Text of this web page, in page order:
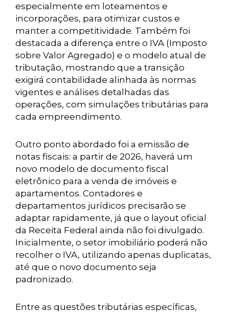
especialmente em loteamentos e
incorporações, para otimizar custos e
manter a competitividade. Também foi
destacada a diferença entre o IVA (Imposto
sobre Valor Agregado) e o modelo atual de
tributação, mostrando que a transição
exigirá contabilidade alinhada às normas
vigentes e análises detalhadas das
operações, com simulações tributárias para
cada empreendimento.
Outro ponto abordado foi a emissão de
notas fiscais: a partir de 2026, haverá um
novo modelo de documento fiscal
eletrônico para a venda de imóveis e
apartamentos. Contadores e
departamentos jurídicos precisarão se
adaptar rapidamente, já que o layout oficial
da Receita Federal ainda não foi divulgado.
Inicialmente, o setor imobiliário poderá não
recolher o IVA, utilizando apenas duplicatas,
até que o novo documento seja
padronizado.
Entre as questões tributárias específicas,